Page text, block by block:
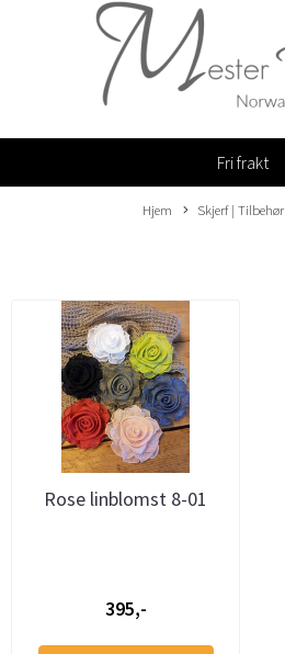
Fri frakt
Hjem Skjerf | Tilbehør
Rose linblomst 8-01
395,-